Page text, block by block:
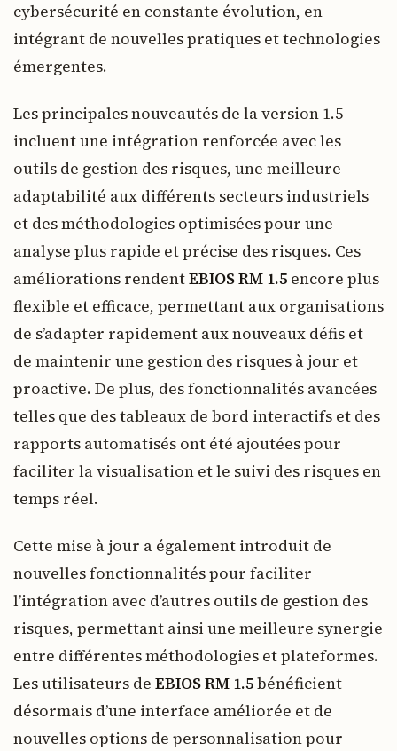
cybersécurité en constante évolution, en
intégrant de nouvelles pratiques et technologies
émergentes.
Les principales nouveautés de la version 1.5
incluent une intégration renforcée avec les
outils de gestion des risques, une meilleure
adaptabilité aux différents secteurs industriels
et des méthodologies optimisées pour une
analyse plus rapide et précise des risques. Ces
améliorations rendentEBIOS RM 1.5 encore plus
flexible et efficace, permettant aux organisations
de s’adapter rapidement aux nouveaux défis et
de maintenir une gestion des risques à jour et
proactive. De plus, des fonctionnalités avancées
telles que des tableaux de bord interactifs et des
rapports automatisés ont été ajoutées pour
faciliter la visualisation et le suivi des risques en
temps réel.
Cette mise à jour a également introduit de
nouvelles fonctionnalités pour faciliter
l’intégration avec d’autres outils de gestion des
risques, permettant ainsi une meilleure synergie
entre différentes méthodologies et plateformes.
Les utilisateurs de EBIOS RM 1.5bénéficient
désormais d’une interface améliorée et de
nouvelles options de personnalisation pour